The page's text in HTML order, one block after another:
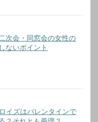
次会・同窓会の女性の
ないポイント
ロイズはバレンタインで